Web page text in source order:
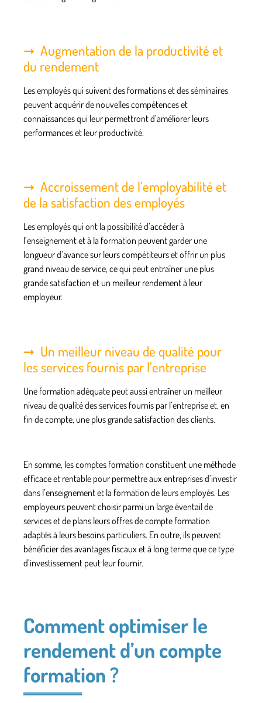
Augmentation de la productivité et
du rendement
Les employés qui suivent des formations et des séminaires
peuvent acquérir de nouvelles compétences et
connaissances qui leur permettront d’améliorer leurs
performances et leur productivité.
Accroissement de l’employabilité et
de la satisfaction des employés
Les employés qui ont la possibilité d’accéder à
l’enseignement et à la formation peuvent garder une
longueur d’avance sur leurs compétiteurs et offrir un plus
grand niveau de service, ce qui peut entraîner une plus
grande satisfaction et un meilleur rendement à leur
employeur.
Un meilleur niveau de qualité pour
les services fournis par l’entreprise
Une formation adéquate peut aussi entraîner un meilleur
niveau de qualité des services fournis par l’entreprise et, en
fin de compte, une plus grande satisfaction des clients.
En somme, les comptes formation constituent une méthode
efficace et rentable pour permettre aux entreprises d’investir
dans l’enseignement et la formation de leurs employés. Les
employeurs peuvent choisir parmi un large éventail de
services et de plans leurs offres de compte formation
adaptés à leurs besoins particuliers. En outre, ils peuvent
bénéficier des avantages fiscaux et à long terme que ce type
d’investissement peut leur fournir.
Comment optimiser le
rendement d’un compte
formation ?